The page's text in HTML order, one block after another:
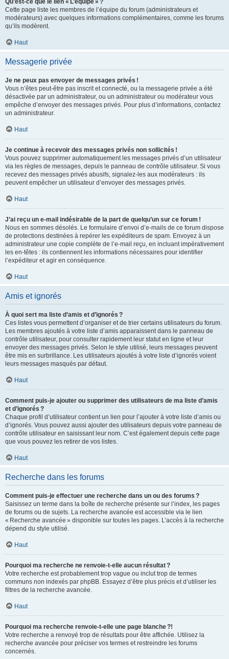
Qu’est-ce que le lien « L’équipe » ?
Cette page liste les membres de l’équipe du forum (administrateurs et
modérateurs) avec quelques informations complémentaires, comme les forums
qu’ils modèrent.
Haut
Messagerie privée
Je ne peux pas envoyer de messages privés !
Vous n’êtes peut-être pas inscrit et connecté, ou la messagerie privée a été
désactivée par un administrateur, ou un administrateur ou modérateur vous
empêche d’envoyer des messages privés. Pour plus d’informations, contactez
un administrateur.
Haut
Je continue à recevoir des messages privés non sollicités !
Vous pouvez supprimer automatiquement les messages privés d’un utilisateur
via les règles de messages, depuis le panneau de contrôle utilisateur. Si vous
recevez des messages privés abusifs, signalez-les aux modérateurs : ils
peuvent empêcher un utilisateur d’envoyer des messages privés.
Haut
J’ai reçu un e-mail indésirable de la part de quelqu’un sur ce forum !
Nous en sommes désolés. Le formulaire d’envoi d’e-mails de ce forum dispose
de protections destinées à repérer les expéditeurs de spam. Envoyez à un
administrateur une copie complète de l’e-mail reçu, en incluant impérativement
les en-têtes : ils contiennent les informations nécessaires pour identifier
l’expéditeur et agir en conséquence.
Haut
Amis et ignorés
À quoi sert ma liste d’amis et d’ignorés ?
Ces listes vous permettent d’organiser et de trier certains utilisateurs du forum.
Les membres ajoutés à votre liste d’amis apparaissent dans le panneau de
contrôle utilisateur, pour consulter rapidement leur statut en ligne et leur
envoyer des messages privés. Selon le style utilisé, leurs messages peuvent
être mis en surbrillance. Les utilisateurs ajoutés à votre liste d’ignorés voient
leurs messages masqués par défaut.
Haut
Comment puis-je ajouter ou supprimer des utilisateurs de ma liste d’amis
et d’ignorés ?
Chaque profil d’utilisateur contient un lien pour l’ajouter à votre liste d’amis ou
d’ignorés. Vous pouvez aussi ajouter des utilisateurs depuis votre panneau de
contrôle utilisateur en saisissant leur nom. C’est également depuis cette page
que vous pouvez les retirer de vos listes.
Haut
Recherche dans les forums
Comment puis-je effectuer une recherche dans un ou des forums ?
Saisissez un terme dans la boîte de recherche présente sur l’index, les pages
de forums ou de sujets. La recherche avancée est accessible via le lien
« Recherche avancée » disponible sur toutes les pages. L’accès à la recherche
dépend du style utilisé.
Haut
Pourquoi ma recherche ne renvoie-t-elle aucun résultat ?
Votre recherche est probablement trop vague ou inclut trop de termes
communs non indexés par phpBB. Essayez d’être plus précis et d’utiliser les
filtres de la recherche avancée.
Haut
Pourquoi ma recherche renvoie-t-elle une page blanche ?!
Votre recherche a renvoyé trop de résultats pour être affichée. Utilisez la
recherche avancée pour préciser vos termes et restreindre les forums
concernés.